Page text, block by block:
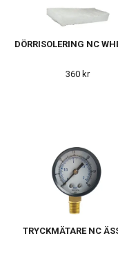
DÖRRISOLERING NC
360 kr
TRYCKMÄTARE NC